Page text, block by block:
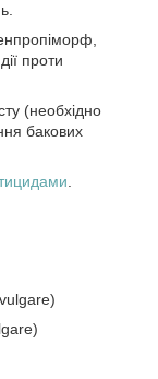
проти
(необхідно
бакових
.